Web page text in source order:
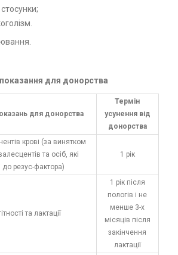
для донорства
для донорства
Термін
усунення від
донорства
крові (за винятком
та осіб, які
до резус-фактора)
1 рік
та лактації
1 рік після
пологів і не
менше 3-х
місяців після
закінчення
лактації